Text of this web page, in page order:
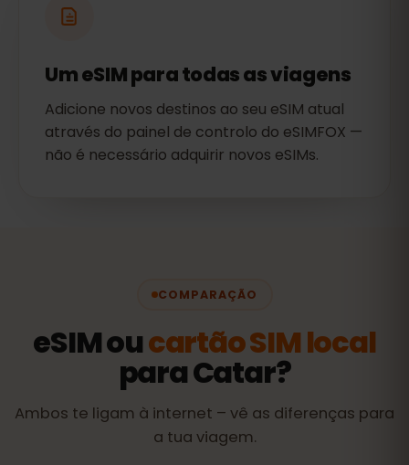
Um eSIM para todas as viagens
Adicione novos destinos ao seu eSIM atual
através do painel de controlo do eSIMFOX —
não é necessário adquirir novos eSIMs.
COMPARAÇÃO
eSIM oucartão SIM local
para Catar?
Ambos te ligam à internet – vê as diferenças para
a tua viagem.